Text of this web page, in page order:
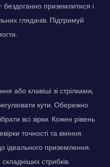
приземлитися і
глядачів. Підтримуй
або клавіші зі стрілками,
кути. Обережно
всі зірки. Кожен рівень
точності та вміння.
ідеального приземлення.
стрибків.